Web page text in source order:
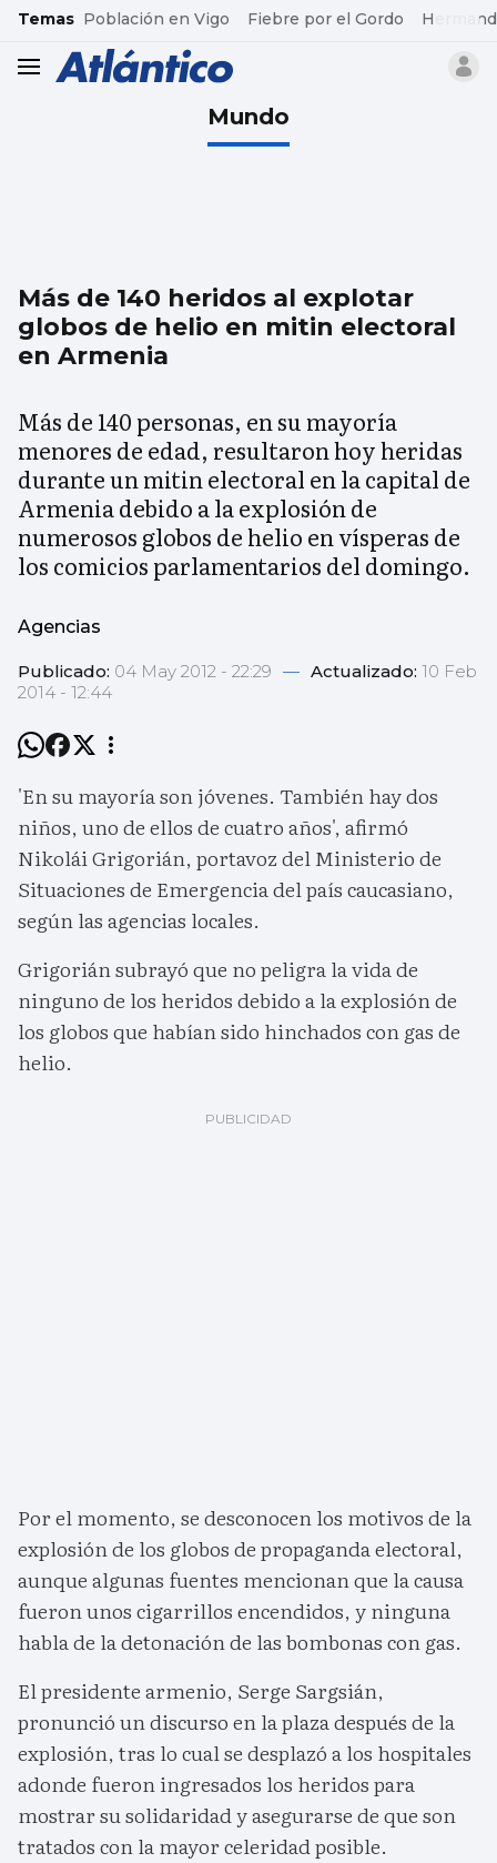
common.go-to-content
Temas Población en Vigo Fiebre por el Gordo
header.menu.open
Mundo
Más de 140 heridos al explotar
globos de helio en mitin electoral
en Armenia
Más de 140 personas, en su mayoría
menores de edad, resultaron hoy heridas
durante un mitin electoral en la capital de
Armenia debido a la explosión de
numerosos globos de helio en vísperas de
los comicios parlamentarios del domingo.
Agencias
Publicado: 04 May 2012 - 22:29 — Actualizado: 10 Feb
2014 - 12:44
'En su mayoría son jóvenes. También hay dos
niños, uno de ellos de cuatro años', afirmó
Nikolái Grigorián, portavoz del Ministerio de
Situaciones de Emergencia del país caucasiano,
según las agencias locales.
Grigorián subrayó que no peligra la vida de
ninguno de los heridos debido a la explosión de
los globos que habían sido hinchados con gas de
helio.
Por el momento, se desconocen los motivos de la
explosión de los globos de propaganda electoral,
aunque algunas fuentes mencionan que la causa
fueron unos cigarrillos encendidos, y ninguna
habla de la detonación de las bombonas con gas.
El presidente armenio, Serge Sargsián,
pronunció un discurso en la plaza después de la
explosión, tras lo cual se desplazó a los hospitales
adonde fueron ingresados los heridos para
mostrar su solidaridad y asegurarse de que son
tratados con la mayor celeridad posible.